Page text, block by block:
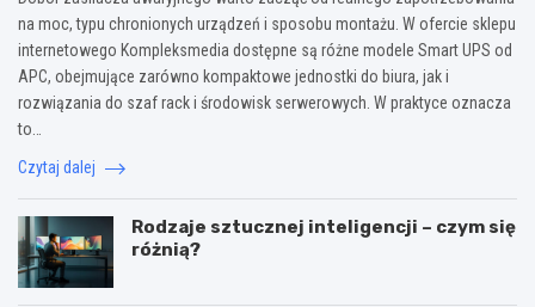
na moc, typu chronionych urządzeń i sposobu montażu. W ofercie sklepu
internetowego Kompleksmedia dostępne są różne modele Smart UPS od
APC, obejmujące zarówno kompaktowe jednostki do biura, jak i
rozwiązania do szaf rack i środowisk serwerowych. W praktyce oznacza
to…
Czytaj dalej
Rodzaje sztucznej inteligencji – czym się
różnią?